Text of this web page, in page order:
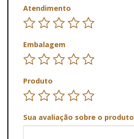
Atendimento
Embalagem
Produto
Sua avaliação sobre o produto